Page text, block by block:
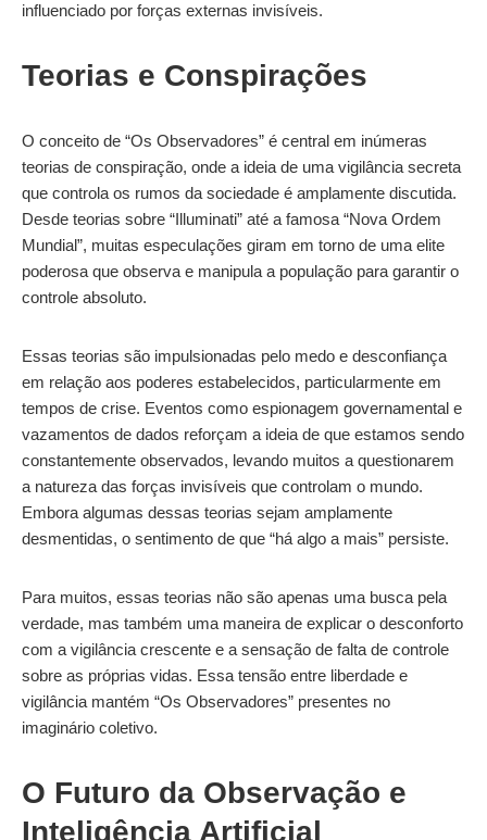
influenciado por forças externas invisíveis.
Teorias e Conspirações
O conceito de “Os Observadores” é central em inúmeras
teorias de conspiração, onde a ideia de uma vigilância secreta
que controla os rumos da sociedade é amplamente discutida.
Desde teorias sobre “Illuminati” até a famosa “Nova Ordem
Mundial”, muitas especulações giram em torno de uma elite
poderosa que observa e manipula a população para garantir o
controle absoluto.
Essas teorias são impulsionadas pelo medo e desconfiança
em relação aos poderes estabelecidos, particularmente em
tempos de crise. Eventos como espionagem governamental e
vazamentos de dados reforçam a ideia de que estamos sendo
constantemente observados, levando muitos a questionarem
a natureza das forças invisíveis que controlam o mundo.
Embora algumas dessas teorias sejam amplamente
desmentidas, o sentimento de que “há algo a mais” persiste.
Para muitos, essas teorias não são apenas uma busca pela
verdade, mas também uma maneira de explicar o desconforto
com a vigilância crescente e a sensação de falta de controle
sobre as próprias vidas. Essa tensão entre liberdade e
vigilância mantém “Os Observadores” presentes no
imaginário coletivo.
O Futuro da Observação e
Inteligência Artificial